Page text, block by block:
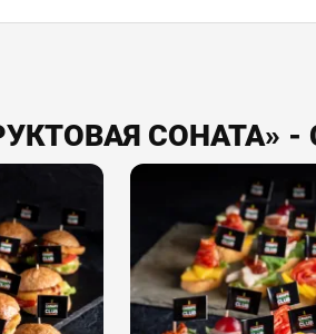
СОНАТА»